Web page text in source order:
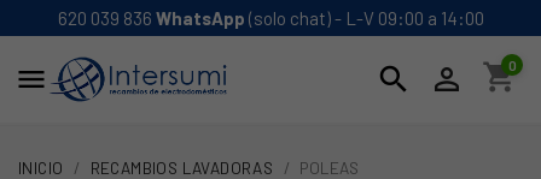
620 039 836 WhatsApp (solo chat) - L-V 09:00 a 14:00
 search  shopping_cart
0
INICIO RECAMBIOS LAVADORAS POLEAS